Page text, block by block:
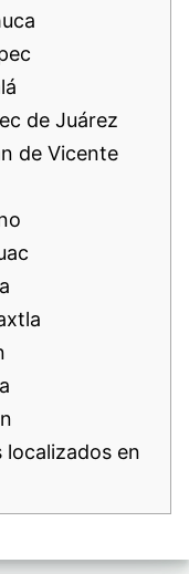
de Juárez
de Vicente
localizados en